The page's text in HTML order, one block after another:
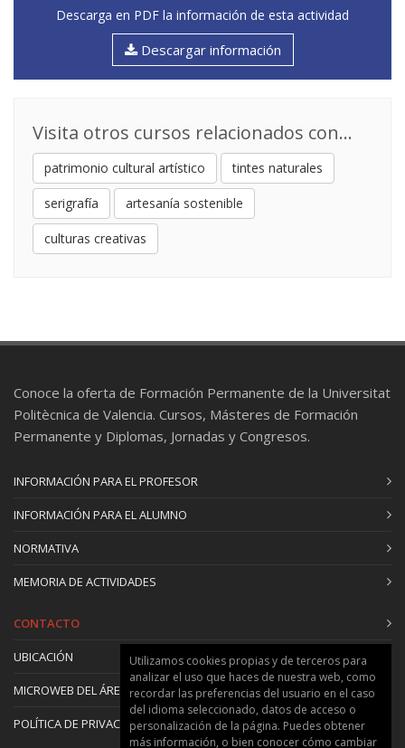
Descarga en PDF la información de esta actividad
Descargar información
Visita otros cursos relacionados con...
patrimonio cultural artístico tintes naturales
serigrafía artesanía sostenible
culturas creativas
Conoce la oferta de Formación Permanente de la Universitat
Politècnica de Valencia. Cursos, Másteres de Formación
Permanente y Diplomas, Jornadas y Congresos.
INFORMACIÓN PARA EL PROFESOR
INFORMACIÓN PARA EL ALUMNO
NORMATIVA
MEMORIA DE ACTIVIDADES
CONTACTO
UBICACIÓN
MICROWEB DEL ÁREA
POLÍTICA DE PRIVACIDAD Y COOKIES
Utilizamos cookies propias y de terceros para
analizar el uso que haces de nuestra web, como
recordar las preferencias del usuario en el caso
del idioma seleccionado, datos de acceso o
personalización de la página. Puedes obtener
más información, o bien conocer cómo cambiar